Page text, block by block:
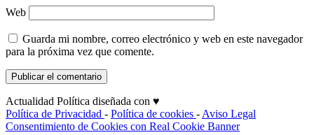
Web
Guarda mi nombre, correo electrónico y web en este navegador
para la próxima vez que comente.
Actualidad Política diseñada con ♥
Política de Privacidad - Política de cookies - Aviso Legal
Consentimiento de Cookies con Real Cookie Banner